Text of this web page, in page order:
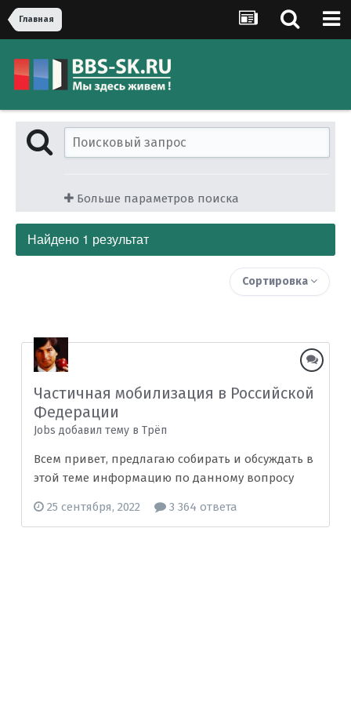
Главная
Больше параметров поиска
Найдено 1 результат
Сортировка
Частичная мобилизация в Российской
Федерации
Jobs добавил тему в Трёп
Всем привет, предлагаю собирать и обсуждать в
этой теме информацию по данному вопросу
25 сентября, 2022 3 364 ответа